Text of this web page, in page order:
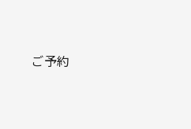
ご予約